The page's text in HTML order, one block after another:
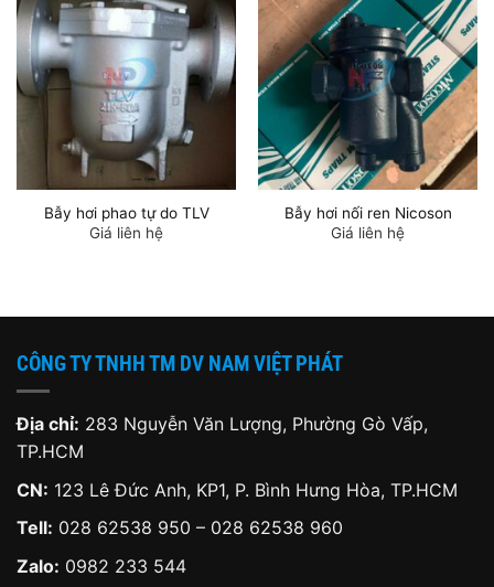
Bẫy hơi phao tự do TLV
Giá liên hệ
Bẫy hơi nối ren Nicoson
Giá liên hệ
CÔNG TY TNHH TM DV NAM VIỆT PHÁT
Địa chỉ: 283 Nguyễn Văn Lượng, Phường Gò Vấp,
TP.HCM
CN: 123 Lê Đức Anh, KP1, P. Bình Hưng Hòa, TP.HCM
Tell: 028 62538 950 – 028 62538 960
Zalo: 0982 233 544